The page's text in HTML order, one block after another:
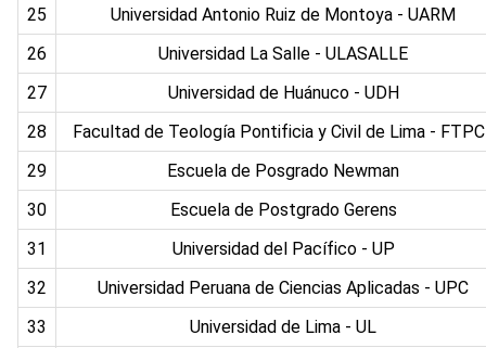
25
Universidad Antonio Ruiz de Montoya - UARM
26
Universidad La Salle - ULASALLE
27
Universidad de Huánuco - UDH
28
Facultad de Teología Pontificia y Civil de Lima -
29
Escuela de Posgrado Newman
30
Escuela de Postgrado Gerens
31
Universidad del Pacífico - UP
32
Universidad Peruana de Ciencias Aplicadas - UPC
33
Universidad de Lima - UL